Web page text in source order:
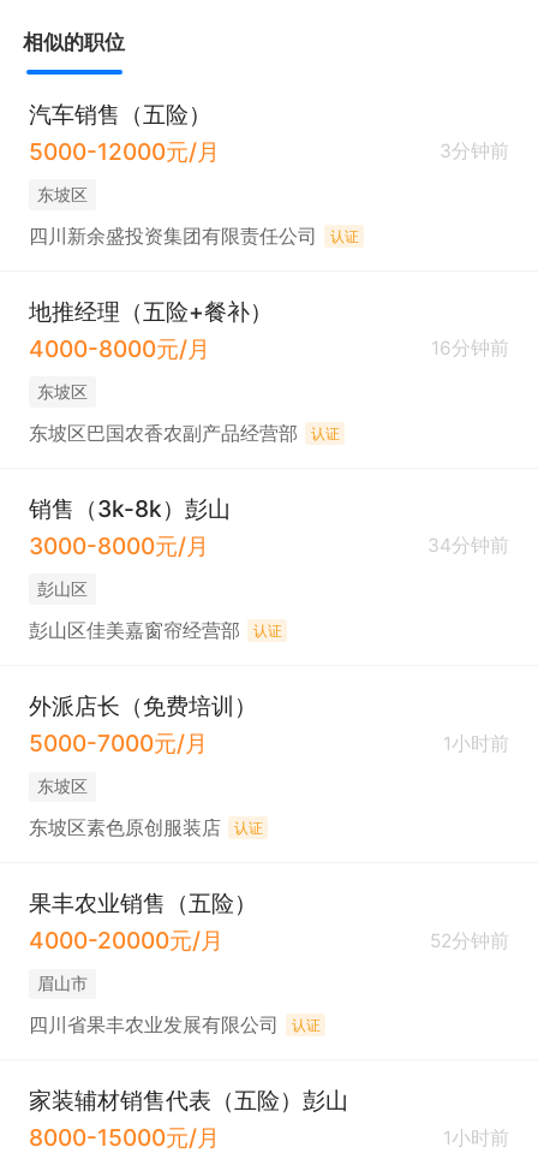
相似的职位
汽车销售（五险）
5000-12000元/月
3分钟前
东坡区
四川新余盛投资集团有限责任公司 认证
地推经理（五险+餐补）
4000-8000元/月
16分钟前
东坡区
东坡区巴国农香农副产品经营部 认证
销售（3k-8k）彭山
3000-8000元/月
34分钟前
彭山区
彭山区佳美嘉窗帘经营部 认证
外派店长（免费培训）
5000-7000元/月
1小时前
东坡区
东坡区素色原创服装店 认证
果丰农业销售（五险）
4000-20000元/月
52分钟前
眉山市
四川省果丰农业发展有限公司 认证
家装辅材销售代表（五险）彭山
8000-15000元/月
1小时前